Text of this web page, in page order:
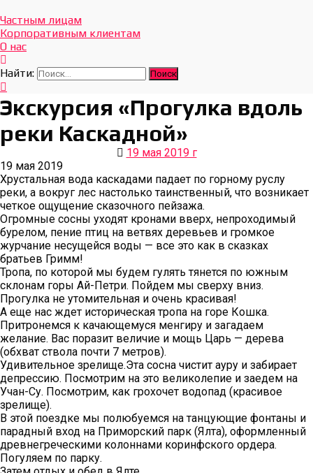
Отдых Без Границ
Эксклюзивные экскурсии по Севастополю и Крыму
Частным лицам
Корпоративным клиентам
О нас
Найти:
Экскурсия «Прогулка вдоль
реки Каскадной»
19 мая 2019 г
19 мая 2019
Хрустальная вода каскадами падает по горному руслу
реки, а вокруг лес настолько таинственный, что возникает
четкое ощущение сказочного пейзажа.
Огромные сосны уходят кронами вверх, непроходимый
бурелом, пение птиц на ветвях деревьев и громкое
журчание несущейся воды — все это как в сказках
братьев Гримм!
Тропа, по которой мы будем гулять тянется по южным
склонам горы Ай-Петри. Пойдем мы сверху вниз.
Прогулка не утомительная и очень красивая!
А еще нас ждет историческая тропа на горе Кошка.
Притронемся к качающемуся менгиру и загадаем
желание. Вас поразит величие и мощь Царь — дерева
(обхват ствола почти 7 метров).
Удивительное зрелище.Эта сосна чистит ауру и забирает
депрессию. Посмотрим на это великолепие и заедем на
Учан-Су. Посмотрим, как грохочет водопад (красивое
зрелище).
В этой поездке мы полюбуемся на танцующие фонтаны и
парадный вход на Приморский парк (Ялта), оформленный
древнегреческими колоннами коринфского ордера.
Погуляем по парку.